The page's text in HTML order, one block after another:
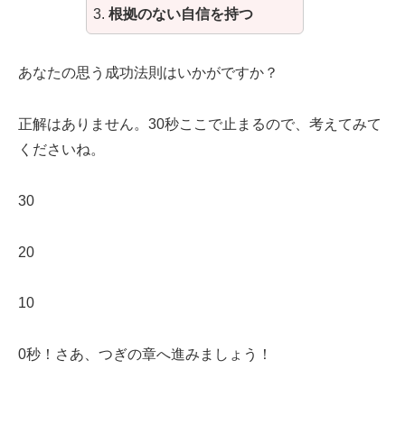
3.根拠のない自信を持つ
あなたの思う成功法則はいかがですか？
正解はありません。30秒ここで止まるので、考えてみて
くださいね。
30
20
10
0秒！さあ、つぎの章へ進みましょう！